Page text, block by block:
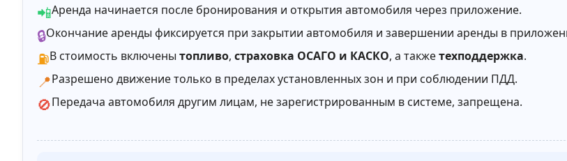
📲Аренда начинается после бронирования и открытия автомобиля через приложение.
🔒Окончание аренды фиксируется при закрытии автомобиля и завершении аренды в
⛽В стоимость включены топливо, страховка ОСАГО и КАСКО, а такжетехподдержка.
📍Разрешено движение только в пределах установленных зон и при соблюдении ПДД.
🚫Передача автомобиля другим лицам, не зарегистрированным в системе, запрещена.